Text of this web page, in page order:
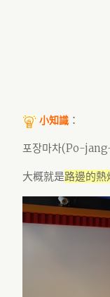
小知識 ：
포장마차(Po-
大概就是路邊的熱